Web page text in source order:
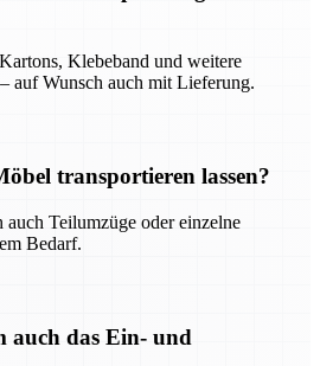
Klebeband und weitere
auf Wunsch auch mit Lieferung.
transportieren lassen?
Teilumzüge oder einzelne
Bedarf.
auch das Ein- und